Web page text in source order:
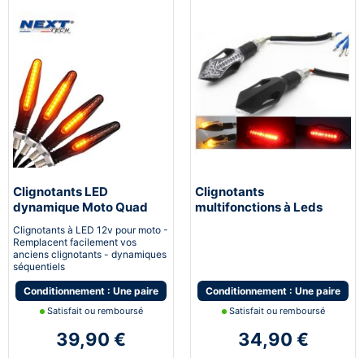
Clignotants LED
dynamique Moto Quad
Scooter Next-Tech®
Clignotants à LED 12v pour moto -
Remplacent facilement vos
anciens clignotants - dynamiques
séquentiels
Conditionnement : Une paire
Satisfait ou remboursé
39,90 €
Clignotants
multifonctions à Leds
Conditionnement : Une paire
Satisfait ou remboursé
34,90 €